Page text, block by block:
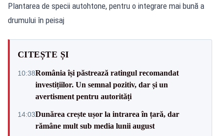
Plantarea de specii autohtone, pentru o integrare mai bună a
drumului în peisaj
CITEȘTE ȘI
10:38România își păstrează ratingul recomandat
investițiilor. Un semnal pozitiv, dar și un
avertisment pentru autorități
14:03Dunărea crește ușor la intrarea în țară, dar
rămâne mult sub media lunii august